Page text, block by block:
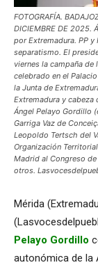
FOTOGRAFÍA.
DICIEMBRE DE 2025.
por Extremadura. PP
separatismo. El
viernes la campaña
celebrado en el
la Junta de
Extremadura y cabeza
Ángel Pelayo Gordillo
Garriga Vaz de
Leopoldo Tertsch del
Organización
Madrid al Congreso
otros.
Mérida
Pelayo Gordillo
autonómica de la